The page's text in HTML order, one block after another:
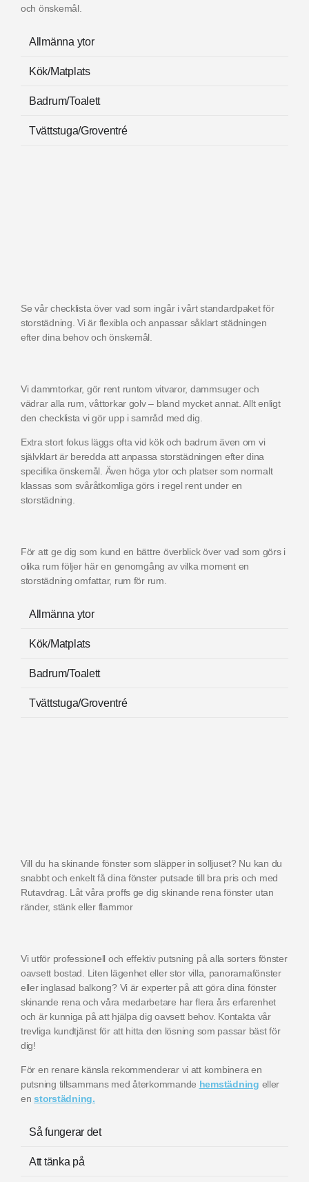
och önskemål.
Allmänna ytor
Kök/Matplats
Badrum/Toalett
Tvättstuga/Groventré
Se vår checklista över vad som ingår i vårt standardpaket för
storstädning. Vi är flexibla och anpassar såklart städningen
efter dina behov och önskemål.
Vi dammtorkar, gör rent runtom vitvaror, dammsuger och
vädrar alla rum, våttorkar golv – bland mycket annat. Allt enligt
den checklista vi gör upp i samråd med dig.
Extra stort fokus läggs ofta vid kök och badrum även om vi
självklart är beredda att anpassa storstädningen efter dina
specifika önskemål. Även höga ytor och platser som normalt
klassas som svåråtkomliga görs i regel rent under en
storstädning.
För att ge dig som kund en bättre överblick över vad som görs i
olika rum följer här en genomgång av vilka moment en
storstädning omfattar, rum för rum.
Allmänna ytor
Kök/Matplats
Badrum/Toalett
Tvättstuga/Groventré
Vill du ha skinande fönster som släpper in solljuset? Nu kan du
snabbt och enkelt få dina fönster putsade till bra pris och med
Rutavdrag. Låt våra proffs ge dig skinande rena fönster utan
ränder, stänk eller flammor
Vi utför professionell och effektiv putsning på alla sorters fönster
oavsett bostad. Liten lägenhet eller stor villa, panoramafönster
eller inglasad balkong? Vi är experter på att göra dina fönster
skinande rena och våra medarbetare har flera års erfarenhet
och är kunniga på att hjälpa dig oavsett behov. Kontakta vår
trevliga kundtjänst för att hitta den lösning som passar bäst för
dig!
För en renare känsla rekommenderar vi att kombinera en
putsning tillsammans med återkommande hemstädning eller
enstorstädning.
Så fungerar det
Att tänka på